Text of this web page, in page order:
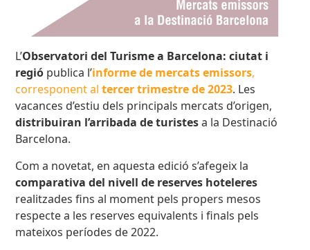
L’Observatori del Turisme a Barcelona: ciutat i
regió publica l’informe de mercats emissors,
corresponent altercer trimestre de 2023. Les
vacances d’estiu dels principals mercats d’origen,
distribuiran l’arribada de turistesa la Destinació
Barcelona.
Com a novetat, en aquesta edició s’afegeix la
comparativa del nivell de reserves hoteleres
realitzades fins al moment pels propers mesos
respecte a les reserves equivalents i finals pels
mateixos períodes de 2022.